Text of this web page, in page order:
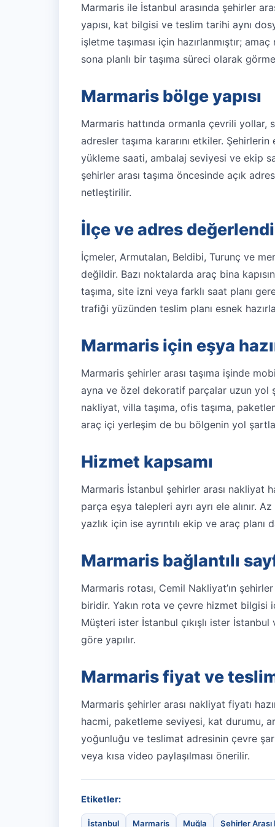
Marmaris ile İstanbul arasında şehirler
yapısı, kat bilgisi ve teslim tarihi aynı
işletme taşıması için hazırlanmıştır;
sona planlı bir taşıma süreci olarak
Marmaris bölge yapısı
Marmaris hattında ormanla çevrili yollar,
adresler taşıma kararını etkiler.
yükleme saati, ambalaj seviyesi ve ekip
şehirler arası taşıma öncesinde açık
netleştirilir.
İlçe ve adres
İçmeler, Armutalan, Beldibi, Turunç ve
değildir. Bazı noktalarda araç bina
taşıma, site izni veya farklı saat planı
trafiği yüzünden teslim planı esnek
Marmaris için eşya
Marmaris şehirler arası taşıma işinde
ayna ve özel dekoratif parçalar uzun yol
nakliyat, villa taşıma, ofis taşıma,
araç içi yerleşim de bu bölgenin yol
Hizmet kapsamı
Marmaris İstanbul şehirler arası nakliyat
parça eşya talepleri ayrı ayrı ele alınır.
yazlık için ise ayrıntılı ekip ve araç planı
Marmaris bağlantılı
Marmaris rotası, Cemil Nakliyat’ın
biridir. Yakın rota ve çevre hizmet bilgisi
Müşteri ister İstanbul çıkışlı ister İstanbul
göre yapılır.
Marmaris fiyat ve
Marmaris şehirler arası nakliyat fiyatı
hacmi, paketleme seviyesi, kat durumu,
yoğunluğu ve teslimat adresinin çevre
veya kısa video paylaşılması önerilir.
Etiketler:
İstanbul Marmaris Muğla Şehirler